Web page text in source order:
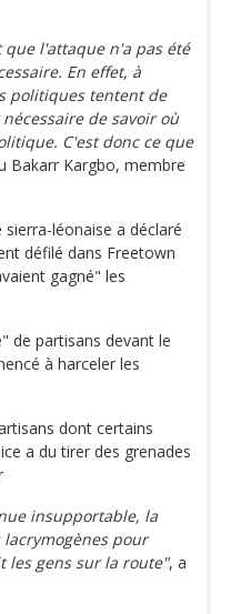
que l'attaque n'a pas été
En effet, à
politiques tentent de
de savoir où
C'est donc ce que
Bakarr Kargbo, membre
léonaise a déclaré
défilé dans Freetown
gagné" les
de partisans devant le
à harceler les
dont certains
a du tirer des grenades
insupportable, la
pour
les gens sur la route", a